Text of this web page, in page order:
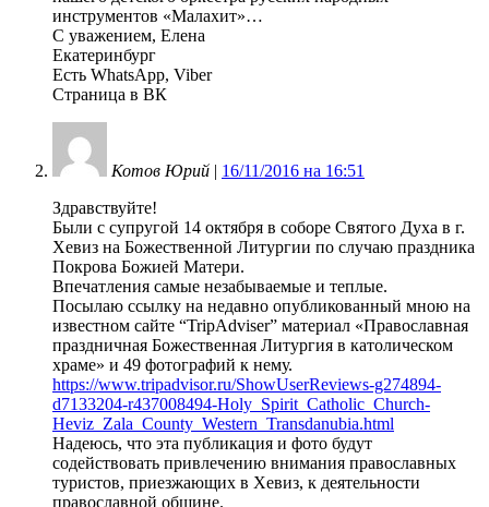
инструментов «Малахит»…
С уважением, Елена
Екатеринбург
Есть WhatsApp, Viber
Страница в ВК
Котов Юрий | 16/11/2016 на 16:51
Здравствуйте!
Были с супругой 14 октября в соборе Святого Духа в г.
Хевиз на Божественной Литургии по случаю праздника
Покрова Божией Матери.
Впечатления самые незабываемые и теплые.
Посылаю ссылку на недавно опубликованный мною на
известном сайте “TripAdviser” материал «Православная
праздничная Божественная Литургия в католическом
храме» и 49 фотографий к нему.
https://www.tripadvisor.ru/ShowUserReviews-g274894-
d7133204-r437008494-Holy_Spirit_Catholic_Church-
Heviz_Zala_County_Western_Transdanubia.html
Надеюсь, что эта публикация и фото будут
содействовать привлечению внимания православных
туристов, приезжающих в Хевиз, к деятельности
православной общине.